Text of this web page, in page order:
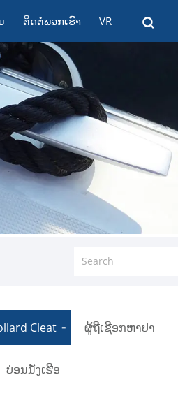
ຕິດ​ຕໍ່​ພວກ​ເຮົາ VR
Cleat ຜູ້ຖືເຊືອກຫາປາ
ບ່ອນນັ່ງເຮືອ